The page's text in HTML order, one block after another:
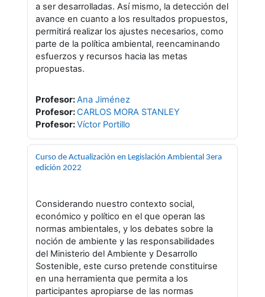
a ser desarrolladas. Así mismo, la detección del
avance en cuanto a los resultados propuestos,
permitirá realizar los ajustes necesarios, como
parte de la política ambiental, reencaminando
esfuerzos y recursos hacia las metas
propuestas.
Profesor:Ana Jiménez
Profesor:CARLOS MORA STANLEY
Profesor:Víctor Portillo
Curso de Actualización en Legislación Ambiental 3era
edición 2022
Considerando nuestro contexto social,
económico y político en el que operan las
normas ambientales, y los debates sobre la
noción de ambiente y las responsabilidades
del Ministerio del Ambiente y Desarrollo
Sostenible, este curso pretende constituirse
en una herramienta que permita a los
participantes apropiarse de las normas